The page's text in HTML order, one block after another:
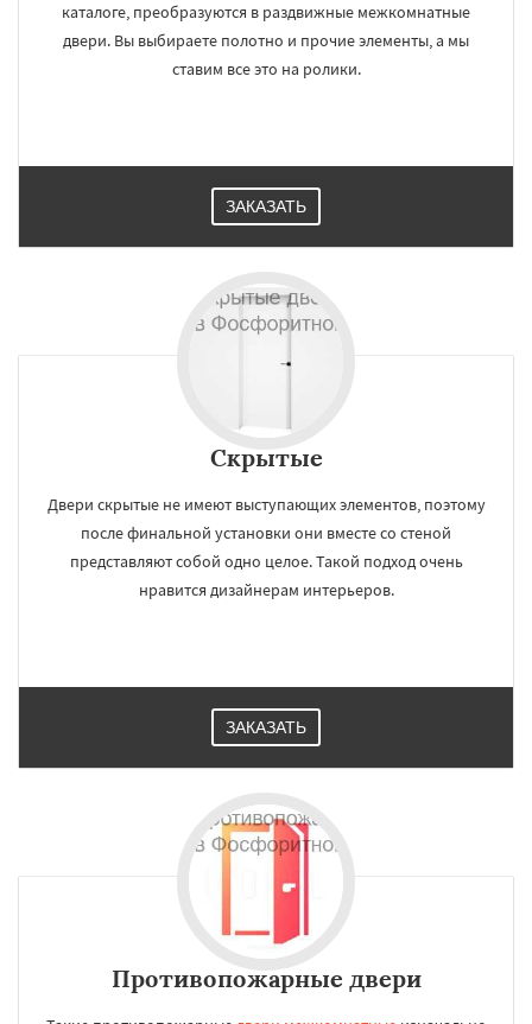
каталоге, преобразуются в раздвижные межкомнатные
двери. Вы выбираете полотно и прочие элементы, а мы
ставим все это на ролики.
ЗАКАЗАТЬ
Скрытые
Двери скрытые не имеют выступающих элементов, поэтому
после финальной установки они вместе со стеной
представляют собой одно целое. Такой подход очень
нравится дизайнерам интерьеров.
ЗАКАЗАТЬ
Противопожарные двери